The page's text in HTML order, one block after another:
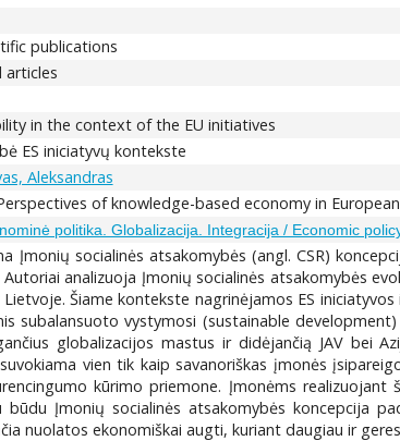
publications
articles
in the context of the EU initiatives
ES iniciatyvų kontekste
Aleksandras
of knowledge-based economy in
politika. Globalizacija. Integracija / Economic
Įmonių socialinės atsakomybės (angl. CSR)
analizuoja Įmonių socialinės atsakomybės
Šiame kontekste nagrinėjamos ES
subalansuoto vystymosi (sustainable
globalizacijos mastus ir didėjančią JAV bei
vien tik kaip savanoriškas įmonės
kūrimo priemone. Įmonėms
būdu Įmonių socialinės atsakomybės koncepcija
nuolatos ekonomiškai augti, kuriant daugiau ir